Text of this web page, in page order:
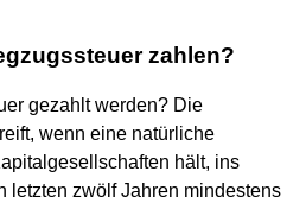
zahlen?
gezahlt werden? Die
wenn eine natürliche
hält, ins
letzten zwölf Jahren mindestens